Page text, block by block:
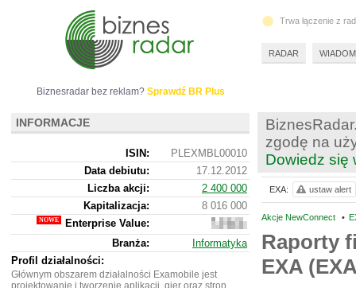
zgodę na
Dowiedz się
Akcje NewConnect •
Raporty
EXA
EXA: ustaw alert
Biznesradar bez reklam? Sprawdź BR Plus
INFORMACJE
ISIN:
PLEXMBL00010
Data debiutu:
17.12.2012
Liczba akcji:
2 400 000
Kapitalizacja:
8 016 000
Enterprise Value:
4
997
000
Branża:
Informatyka
Profil działalności:
Głównym obszarem działalności Examobile jest
projektowanie i tworzenie aplikacji, gier oraz stron
Trwa łączenie z
RADAR